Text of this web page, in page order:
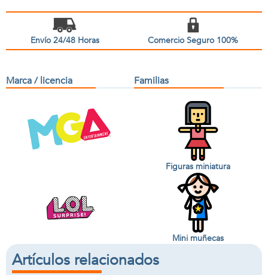
Envío 24/48 Horas Comercio Seguro 100%
Marca / licencia Familias
Figuras miniatura
Mini muñecas
Artículos relacionados